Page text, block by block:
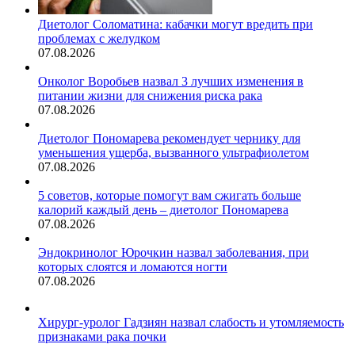
Диетолог Соломатина: кабачки могут вредить при
проблемах с желудком
07.08.2026
Онколог Воробьев назвал 3 лучших изменения в
питании жизни для снижения риска рака
07.08.2026
Диетолог Пономарева рекомендует чернику для
уменьшения ущерба, вызванного ультрафиолетом
07.08.2026
5 советов, которые помогут вам сжигать больше
калорий каждый день – диетолог Пономарева
07.08.2026
Эндокринолог Юрочкин назвал заболевания, при
которых слоятся и ломаются ногти
07.08.2026
Хирург-уролог Гадзиян назвал слабость и утомляемость
признаками рака почки